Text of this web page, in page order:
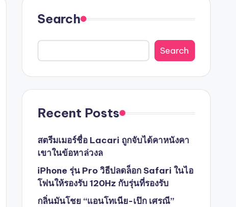
Search
Search
Recent Posts
สตรีมเมอร์ชื่อ Lacari ถูกจับได้คาหนังคา
เขาในข้อหาล่วงล
iPhone รุ่น Pro วิธีปลดล็อก Safari ในไอ
โฟนให้รองรับ 120Hz กับรุ่นที่รองรับ
กลิ่นมันโชย “แอนโทเนีย-เป๊ก เศรณี”